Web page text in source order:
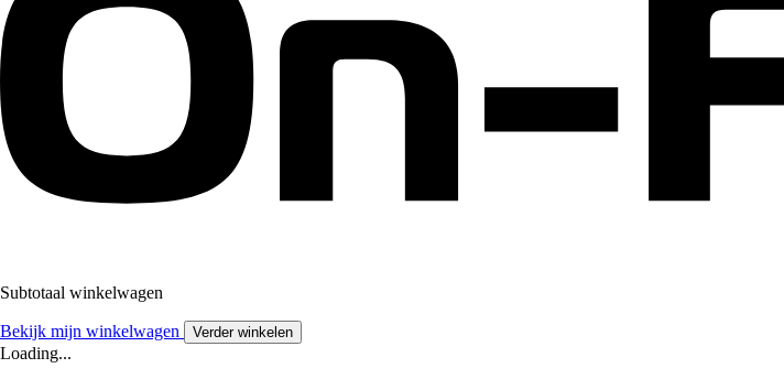
Subtotaal winkelwagen
Bekijk mijn winkelwagen Verder winkelen
Loading...